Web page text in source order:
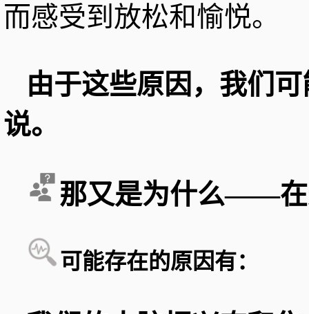
而感受到放松和愉悦。
由于这些原因，我们
说。
那又是为什么——在
可能存在的原因有：